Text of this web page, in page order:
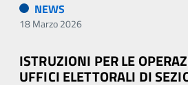
NEWS
18 Marzo 2026
ISTRUZIONI PER LE
UFFICI ELETTORALI DI